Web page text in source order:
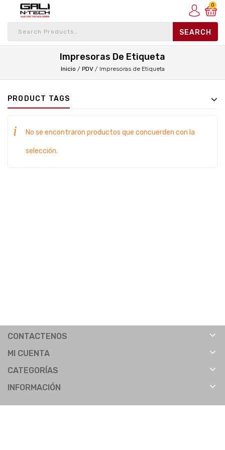
0
Impresoras De Etiqueta
Inicio / PDV/ Impresoras de Etiqueta
PRODUCT TAGS
No se encontraron productos que concuerden con la
selección.
CONTACTENOS
MI CUENTA
CATEGORÍAS
INFORMACIÓN